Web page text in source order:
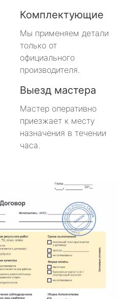
Комплектующие
Мы применяем детали
только от
официального
производителя.
Выезд мастера
Мастер оперативно
приезжает к месту
назначения в течении
часа.